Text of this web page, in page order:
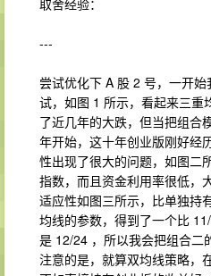
---
尝试优化下 A 股 2 号，一开
试，如图 1 所示，看起来三重
了近几年的大跌，但当把组合
年开始，这十年创业版刚好经
性出现了很大的问题，如图二
指数，而且资金利用率很低，
适应性如图三所示，比单独持
均线的参数，得到了一个比
是 12/24 ，所以我会把组合二
注意的是，就算双均线策略，